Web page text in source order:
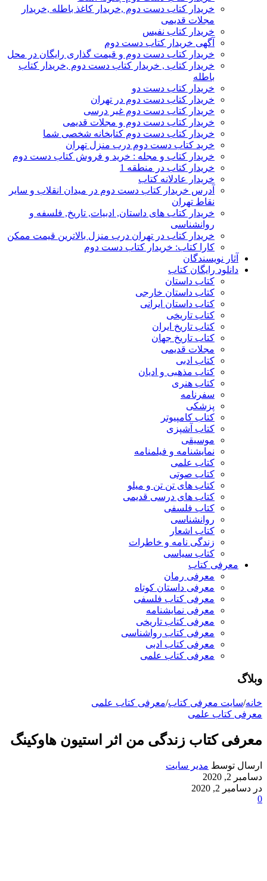
خریدار کتاب دست دوم ,خریدار کاغذ باطله ,خریدار
مجلات قدیمی
خریدار کتاب نفیس
آگهی خریدار کتاب دست دوم
خریدار کتاب دست دوم و قیمت گذاری رایگان در محل
خریدار کتاب , خریدار کتاب دست دوم ,خریدار کتاب
باطله
خریدار کتاب دست دو
خریدار کتاب دست دوم در تهران
خریدار کتاب دست دوم غیر درسی
خریدار کتاب دست دوم و مجلات قدیمی
خریدار کتاب دست دوم کتابخانه شخصی شما
خرید کتاب دست دوم درب منزل تهران
خریدار کتاب و مجله : خرید و فروش کتاب دست دوم
خریدار کتاب در منطقه 1
خریدار عادلانه کتاب
آدرس خریدار کتاب دست دوم در میدان انقلاب و سایر
نقاط تهران
خریدار کتاب های داستان, ادبیات, تاریخ, فلسفه و
روانشناسی
خریدار کتاب در تهران درب منزل بالاترین قیمت ممکن
کارا کتاب: خریدار کتاب دست دوم
آثار نویسندگان
دانلود رایگان کتاب
کتاب داستان
کتاب داستان خارجی
کتاب داستان ایرانی
کتاب تاریخی
کتاب تاریخ ایران
کتاب تاریخ جهان
مجلات قدیمی
کتاب ادبی
کتاب مذهبی و ادیان
کتاب هنری
سفرنامه
پزشکی
کتاب کامپیوتر
کتاب آشپزی
موسیقی
نمایشنامه و فیلمنامه
کتاب علمی
کتاب صوتی
کتاب های تن تن و میلو
کتاب های درسی قدیمی
کتاب فلسفی
روانشناسی
کتاب اشعار
زندگی نامه و خاطرات
کتاب سیاسی
معرفی کتاب
معرفی رمان
معرفی داستان کوتاه
معرفی کتاب فلسفی
معرفی نمایشنامه
معرفی کتاب تاریخی
معرفی کتاب رواشناسی
معرفی کتاب ادبی
معرفی کتاب علمی
وبلاگ
خانه/سایت معرفی کتاب/معرفی کتاب علمی
معرفی کتاب علمی
معرفی کتاب زندگی من اثر استیون هاوکینگ
ارسال توسط مدیر سایت
دسامبر 2, 2020
در دسامبر 2, 2020
0